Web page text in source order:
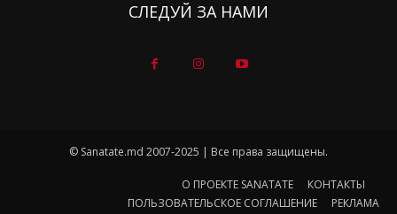
СЛЕДУЙ ЗА НАМИ
© Sanatate.md 2007-2025 | Все права защищены.
О ПРОЕКТЕ SANATATE
КОНТАКТЫ
ПОЛЬЗОВАТЕЛЬСКОЕ СОГЛАШЕНИЕ
РЕКЛАМА